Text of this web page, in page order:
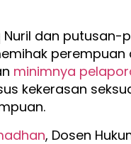
Nuril dan putusan-
perempuan
minimnya
kekerasan
, Dosen